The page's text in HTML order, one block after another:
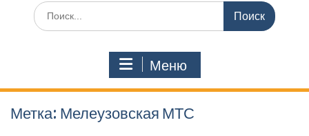
Поиск
по:
Меню
Метка: Мелеузовская МТС